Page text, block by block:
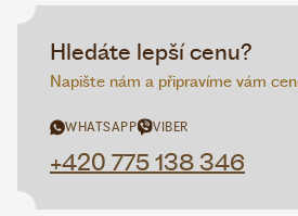
Hledáte lepší cenu?
Napište nám a připravíme vám
WHATSAPP VIBER
+420 775 138 346